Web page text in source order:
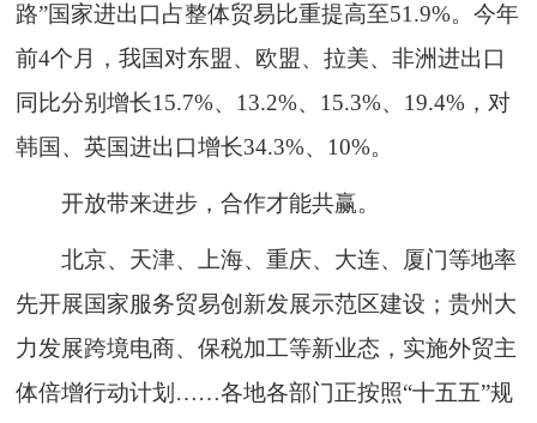
路”国家进出口占整体贸易比重提高至51.9%。今年
前4个月，我国对东盟、欧盟、拉美、非洲进出口
同比分别增长15.7%、13.2%、15.3%、19.4%，对
韩国、英国进出口增长34.3%、10%。
开放带来进步，合作才能共赢。
北京、天津、上海、重庆、大连、厦门等地率
先开展国家服务贸易创新发展示范区建设；贵州大
力发展跨境电商、保税加工等新业态，实施外贸主
体倍增行动计划……各地各部门正按照“十五五”规